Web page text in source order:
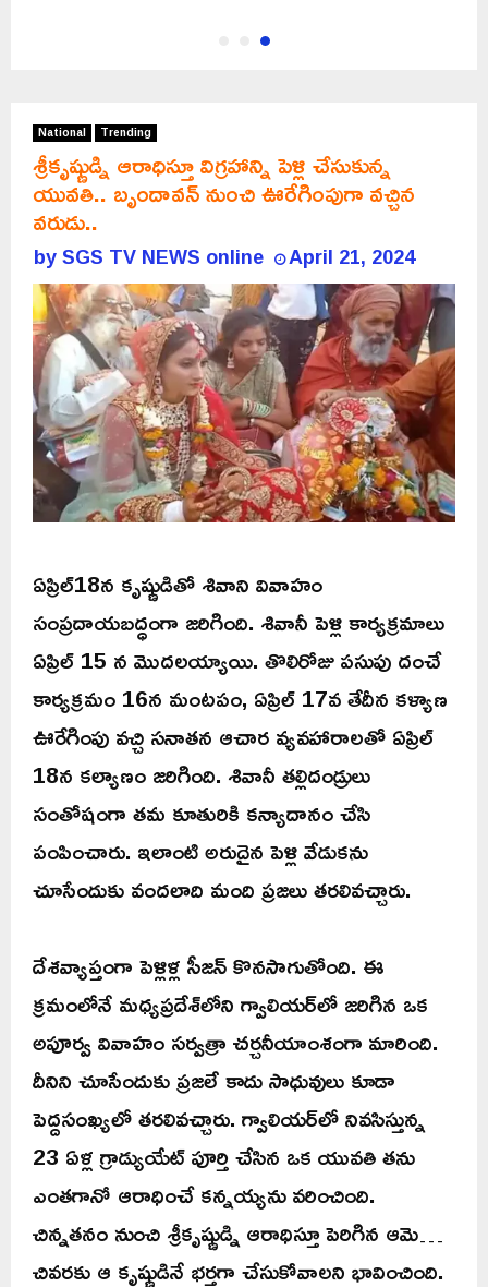
National Trending
శ్రీకృష్ణుడ్ని ఆరాధిస్తూ విగ్రహాన్ని పెళ్లి చేసుకున్న
యువతి.. బృందావన్‌ నుంచి ఊరేగింపుగా వచ్చిన
వరుడు..
bySGS TV NEWS online April 21, 2024
ఏప్రిల్18న కృష్ణుడితో శివాని వివాహం
సంప్రదాయబద్ధంగా జరిగింది. శివానీ పెళ్లి కార్యక్రమాలు
ఏప్రిల్ 15 న మొదలయ్యాయి. తొలిరోజు పసుపు దంచే
కార్యక్రమం 16న మంటపం, ఏప్రిల్ 17వ తేదీన కళ్యాణ
ఊరేగింపు వచ్చి సనాతన ఆచార వ్యవహారాలతో ఏప్రిల్‌
18న కల్యాణం జరిగింది. శివానీ తల్లిదండ్రులు
సంతోషంగా తమ కూతురికి కన్యాదానం చేసి
పంపించారు. ఇలాంటి అరుదైన పెళ్లి వేడుకను
చూసేందుకు వందలాది మంది ప్రజలు తరలివచ్చారు.
దేశవ్యాప్తంగా పెళ్లిళ్ల సీజన్ కొనసాగుతోంది. ఈ
క్రమంలోనే మధ్యప్రదేశ్‌లోని గ్వాలియర్‌లో జరిగిన ఒక
అపూర్వ వివాహం సర్వత్రా చర్చనీయాంశంగా మారింది.
దీనిని చూసేందుకు ప్రజలే కాదు సాధువులు కూడా
పెద్దసంఖ్యలో తరలివచ్చారు. గ్వాలియర్‌లో నివసిస్తున్న
23 ఏళ్ల గ్రాడ్యుయేట్ పూర్తి చేసిన ఒక యువతి తను
ఎంతగానో ఆరాధించే కన్నయ్యను వరించింది.
చిన్నతనం నుంచి శ్రీకృష్ణుడ్ని ఆరాధిస్తూ పెరిగిన ఆమె…
చివరకు ఆ కృష్ణుడినే భర్తగా చేసుకోవాలని భావించింది.